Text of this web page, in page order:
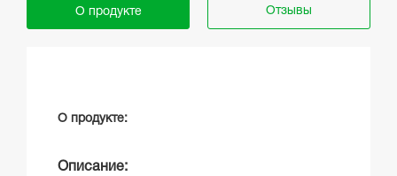
О продукте Отзывы
О продукте:
Описание: